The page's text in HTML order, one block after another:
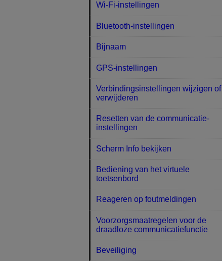
Wi-Fi-instellingen
Bluetooth-instellingen
Bijnaam
GPS-instellingen
Verbindingsinstellingen wijzigen of
verwijderen
Resetten van de communicatie-
instellingen
Scherm Info bekijken
Bediening van het virtuele
toetsenbord
Reageren op foutmeldingen
Voorzorgsmaatregelen voor de
draadloze communicatiefunctie
Beveiliging